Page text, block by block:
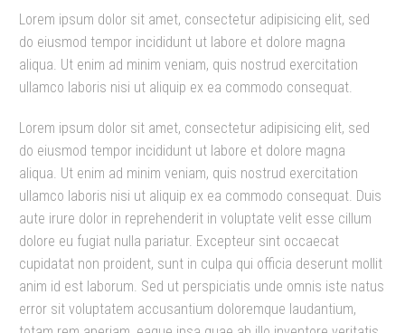
Lorem ipsum dolor sit amet, consectetur adipisicing elit, sed
do eiusmod tempor incididunt ut labore et dolore magna
aliqua. Ut enim ad minim veniam, quis nostrud exercitation
ullamco laboris nisi ut aliquip ex ea commodo consequat.
Lorem ipsum dolor sit amet, consectetur adipisicing elit, sed
do eiusmod tempor incididunt ut labore et dolore magna
aliqua. Ut enim ad minim veniam, quis nostrud exercitation
ullamco laboris nisi ut aliquip ex ea commodo consequat. Duis
aute irure dolor in reprehenderit in voluptate velit esse cillum
dolore eu fugiat nulla pariatur. Excepteur sint occaecat
cupidatat non proident, sunt in culpa qui officia deserunt mollit
anim id est laborum. Sed ut perspiciatis unde omnis iste natus
error sit voluptatem accusantium doloremque laudantium,